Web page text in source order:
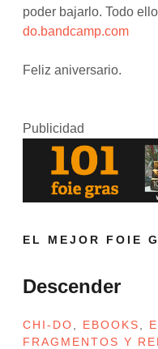
poder bajarlo. Todo
do.bandcamp.com
Feliz aniversario.
Publicidad
EL MEJOR FOIE
Descender
CHI-DO EBOOKS
FRAGMENTOS Y